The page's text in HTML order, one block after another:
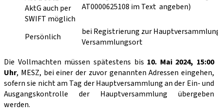
AktG auch per
SWIFT möglich
AT0000625108 im Text angeben)
Persönlich
bei Registrierung zur
Versammlungsort
Die Vollmachten müssen spätestens bis 10. Mai 2024, 15:00
Uhr, MESZ, bei einer der zuvor genannten Adressen eingehen,
sofern sie nicht am Tag der Hauptversammlung an der Ein- und
Ausgangskontrolle der Hauptversammlung übergeben
werden.